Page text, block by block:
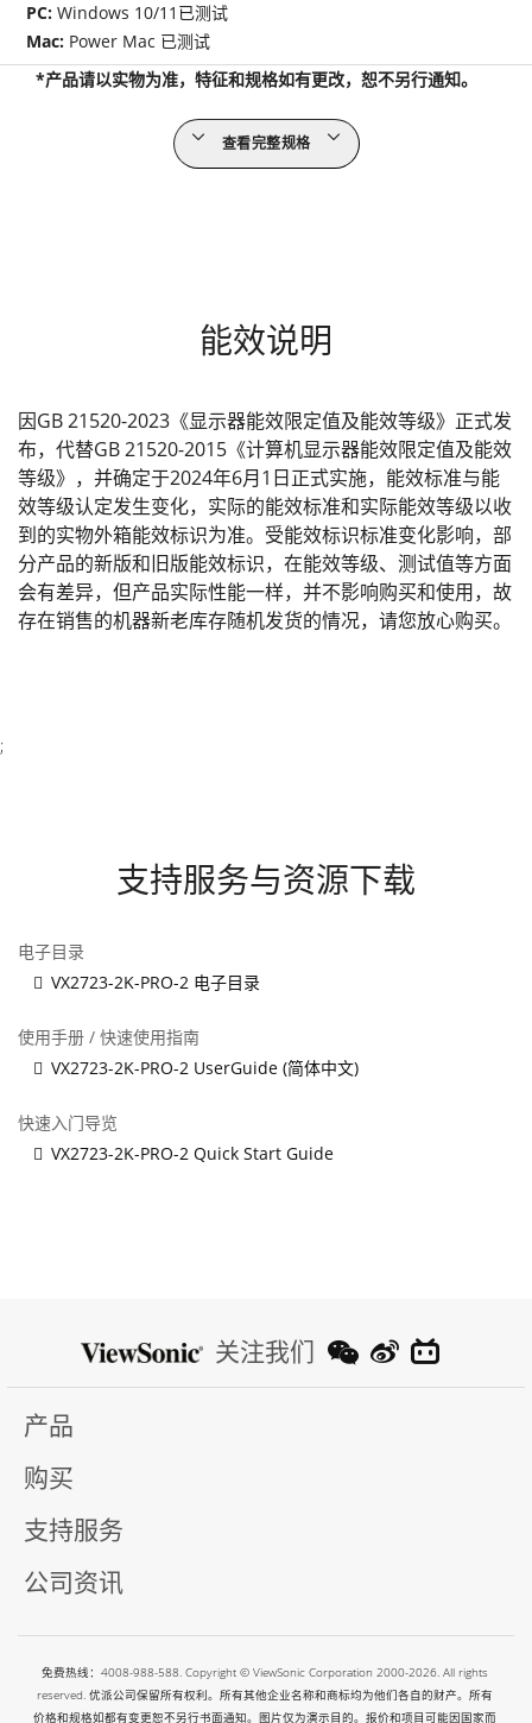
PC:Windows 10/11已测试
Mac: Power Mac 已测试
*产品请以实物为准，特征和规格如有更改，恕不另行通知。
查看完整规格
能效说明
因GB 21520-2023《显示器能效限定值及能效等级》正式发
布，代替GB 21520-2015《计算机显示器能效限定值及能效
等级》，并确定于2024年6月1日正式实施，能效标准与能
效等级认定发生变化，实际的能效标准和实际能效等级以收
到的实物外箱能效标识为准。受能效标识标准变化影响，部
分产品的新版和旧版能效标识，在能效等级、测试值等方面
会有差异，但产品实际性能一样，并不影响购买和使用，故
存在销售的机器新老库存随机发货的情况，请您放心购买。
;
支持服务与资源下载
电子目录
VX2723-2K-PRO-2 电子目录
使用手册 / 快速使用指南
VX2723-2K-PRO-2 UserGuide (简体中文)
快速入门导览
VX2723-2K-PRO-2 Quick Start Guide
关注我们
产品
购买
支持服务
公司资讯
免费热线：4008-988-588. Copyright © ViewSonic Corporation 2000-2026. All rights
reserved. 优派公司保留所有权利。所有其他企业名称和商标均为他们各自的财产。所有
价格和规格如都有变更恕不另行书面通知。图片仅为演示目的。报价和项目可能因国家而